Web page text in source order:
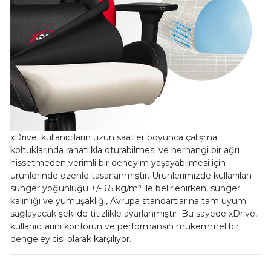
xDrive, kullanıcıların uzun saatler boyunca çalışma
koltuklarında rahatlıkla oturabilmesi ve herhangi bir ağrı
hissetmeden verimli bir deneyim yaşayabilmesi için
ürünlerinde özenle tasarlanmıştır. Ürünlerimizde kullanılan
sünger yoğunluğu +/- 65 kg/m³ ile belirlenirken, sünger
kalınlığı ve yumuşaklığı, Avrupa standartlarına tam uyum
sağlayacak şekilde titizlikle ayarlanmıştır. Bu sayede xDrive,
kullanıcılarını konforun ve performansın mükemmel bir
dengeleyicisi olarak karşılıyor.